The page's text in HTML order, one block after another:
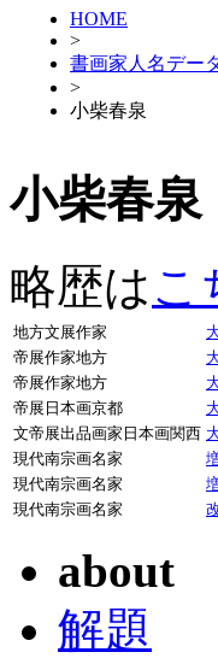
HOME
>
書画家人名デー
>
小柴春泉
小柴春泉
略歴はこ
地方文展作家
帝展作家地方
帝展作家地方
帝展日本画京都
文帝展出品画家日本画関西
現代南宗画名家
現代南宗画名家
現代南宗画名家
about
解題